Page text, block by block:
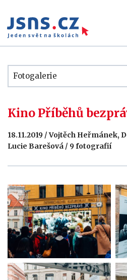
Fotogalerie
Kino Příběhů
18.11.2019 / Vojtěch Heřmánek,
Lucie Barešová / 9 fotografií